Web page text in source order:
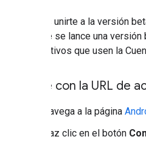
Puedes unirte a la versión
vez que se lance una
dispositivos que usen la
Únete con la URL de
Navega a la página
Haz clic en el botón